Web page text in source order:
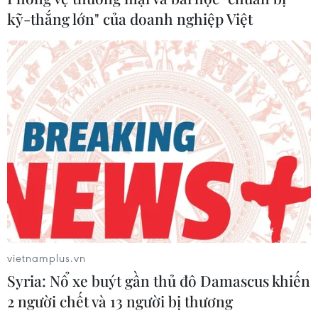
Không thể hoài nghi, xuyên tạc về
chiến dịch 500 ngày đêm
TIN LIÊN QUAN
kỹ-thắng lớn" của doanh nghiệp Việt
vietnamplus.vn
Syria: Nổ xe buýt gần thủ đô Damascus khiến
2 người chết và 13 người bị thương